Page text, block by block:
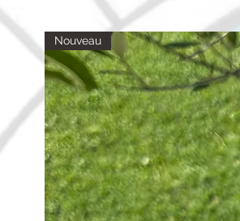
Nouveau